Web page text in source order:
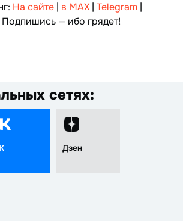
На сайте | в MAX | Telegram |
Подпишись — ибо грядет!
сетях:
Дзен